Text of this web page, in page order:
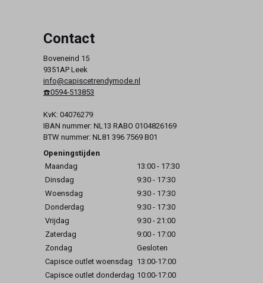
Contact
Boveneind 15
9351AP Leek
info@capiscetrendymode.nl
☎️0594-513853
KvK: 04076279
IBAN nummer: NL13 RABO 0104826169
BTW nummer: NL81 396 7569 B01
Openingstijden
Maandag
13:00 - 17:30
Dinsdag
9:30 - 17:30
Woensdag
9:30 - 17:30
Donderdag
9:30 - 17:30
Vrijdag
9:30 - 21:00
Zaterdag
9:00 - 17:00
Zondag
Gesloten
Capisce outlet woensdag 13:00-17:00
Capisce outlet donderdag 10:00-17:00